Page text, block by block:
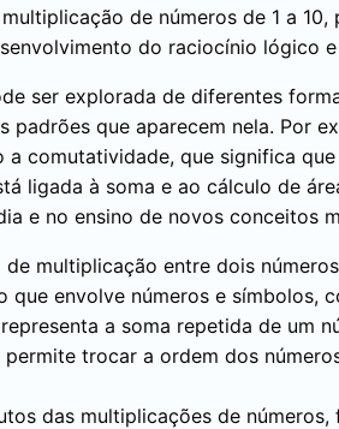
de números de 1 a
do raciocínio lógico
ser explorada de diferentes
padrões que aparecem nela. Por
a comutatividade, que significa
ligada à soma e ao cálculo de
e no ensino de novos conceitos
multiplicação entre dois
que envolve números e símbolos,
a soma repetida de um
trocar a ordem dos
das multiplicações de